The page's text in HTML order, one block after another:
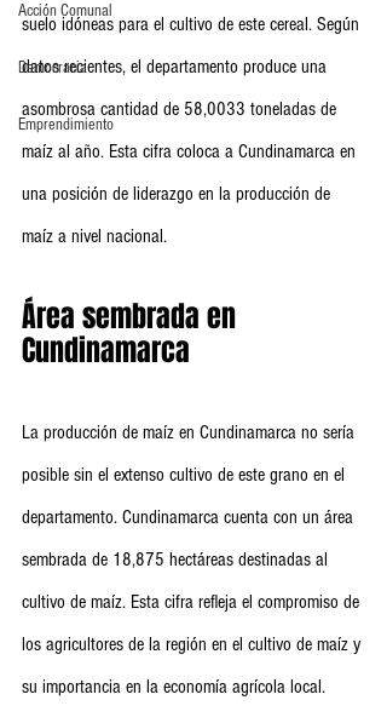
Acción Comunal
Democracia
Emprendimiento
suelo idóneas para el cultivo de este cereal. Según
datos recientes, el departamento produce una
asombrosa cantidad de 58,0033 toneladas de
maíz al año. Esta cifra coloca a Cundinamarca en
una posición de liderazgo en la producción de
maíz a nivel nacional.
Área sembrada en
Cundinamarca
La producción de maíz en Cundinamarca no sería
posible sin el extenso cultivo de este grano en el
departamento. Cundinamarca cuenta con un área
sembrada de 18,875 hectáreas destinadas al
cultivo de maíz. Esta cifra refleja el compromiso de
los agricultores de la región en el cultivo de maíz y
su importancia en la economía agrícola local.